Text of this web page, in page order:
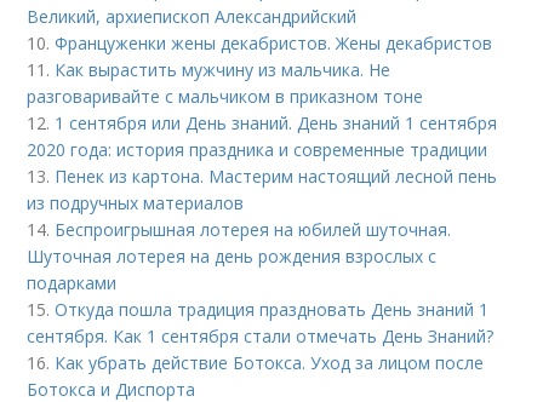
Великий, архиепископ Александрийский
10.Француженки жены декабристов. Жены декабристов
11. Как вырастить мужчину из мальчика. Не
разговаривайте с мальчиком в приказном тоне
12. 1 сентября или День знаний. День знаний 1 сентября
2020 года: история праздника и современные традиции
13. Пенек из картона. Мастерим настоящий лесной пень
из подручных материалов
14. Беспроигрышная лотерея на юбилей шуточная.
Шуточная лотерея на день рождения взрослых с
подарками
15.Откуда пошла традиция праздновать День знаний 1
сентября. Как 1 сентября стали отмечать День Знаний?
16. Как убрать действие Ботокса. Уход за лицом после
Ботокса и Диспорта